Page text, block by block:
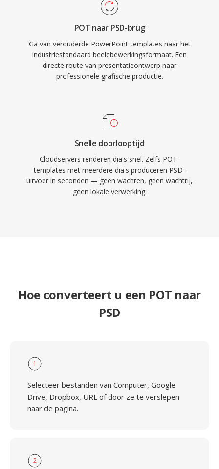
POT naar PSD-brug
Ga van verouderde PowerPoint-templates naar het
industriestandaard beeldbewerkingsformaat. Een
directe route van presentatieontwerp naar
professionele grafische productie.
Snelle doorlooptijd
Cloudservers renderen dia's snel. Zelfs POT-
templates met meerdere dia's produceren PSD-
uitvoer in seconden — geen wachten, geen wachtrij,
geen lokale verwerking.
Hoe converteert u een POT naar
PSD
1
Selecteer bestanden van Computer, Google
Drive, Dropbox, URL of door ze te verslepen
naar de pagina.
2